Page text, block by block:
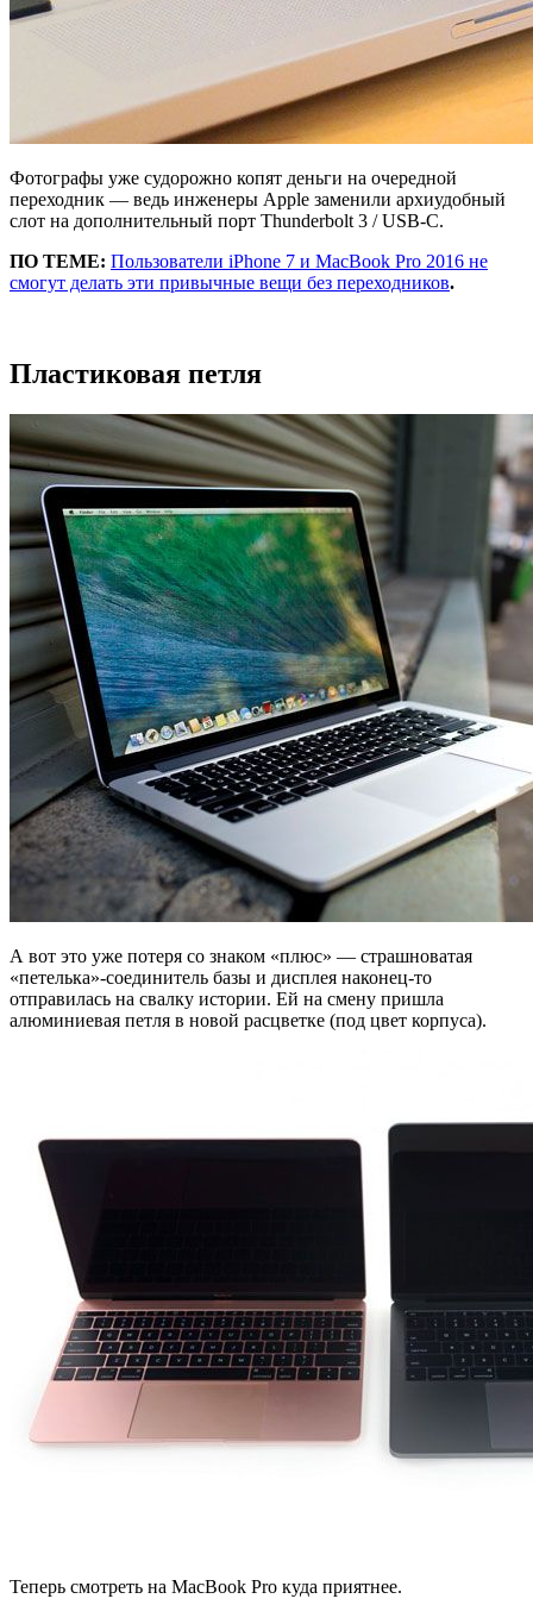
Фотографы уже судорожно копят деньги на очередной
переходник — ведь инженеры Apple заменили архиудобный
слот на дополнительный порт Thunderbolt 3 / USB-C.
ПО ТЕМЕ: Пользователи iPhone 7 и MacBook Pro 2016 не
смогут делать эти привычные вещи без переходников.
Пластиковая петля
А вот это уже потеря со знаком «плюс» — страшноватая
«петелька»-соединитель базы и дисплея наконец-то
отправилась на свалку истории. Ей на смену пришла
алюминиевая петля в новой расцветке (под цвет корпуса).
Теперь смотреть на MacBook Pro куда приятнее.